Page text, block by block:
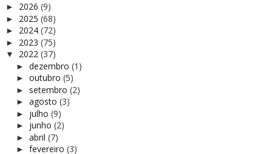
► 2026 (9)
► 2025 (68)
► 2024 (72)
► 2023 (75)
▼ 2022 (37)
► dezembro (1)
► outubro (5)
► setembro (2)
► agosto (3)
► julho (9)
► junho (2)
► abril (7)
► fevereiro (3)